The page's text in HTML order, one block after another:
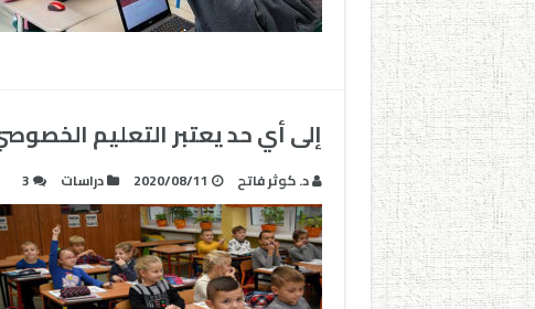
إلى أي حد يعتبر التعليم
د. كوثر فاتح 2020/08/11 دراسات 3